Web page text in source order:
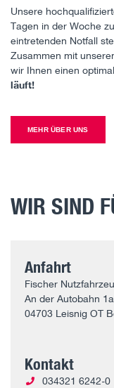
Unsere
Tagen in der Woche
eintretenden Notfall
Zusammen mit
wir Ihnen einen
läuft!
MEHR ÜBER UNS
WIR SIND
Anfahrt
Fischer
An der Autobahn 1a
04703 Leisnig OT
Kontakt
034321 6242-0